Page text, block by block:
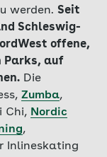
werden. Seit
Schleswig-
offene,
Parks, auf
Die
Zumba,
Chi, Nordic
,
Inlineskating